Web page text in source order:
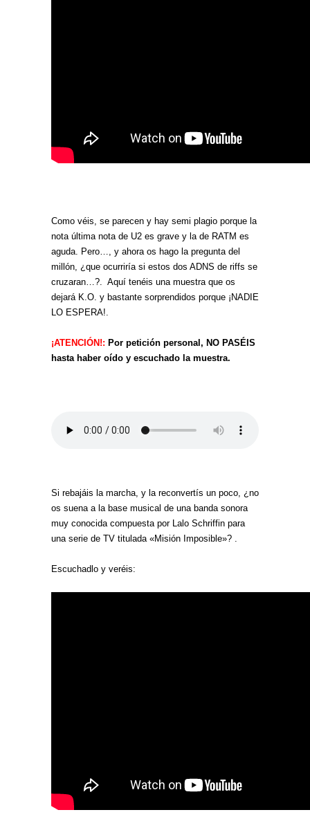
Como véis, se parecen y hay semi plagio porque la
nota última nota de U2 es grave y la de RATM es
aguda. Pero…, y ahora os hago la pregunta del
millón, ¿que ocurriría si estos dos ADNS de riffs se
cruzaran…?. Aquí tenéis una muestra que os
dejará K.O. y bastante sorprendidos porque ¡NADIE
LO ESPERA!.
¡ATENCIÓN!: Por petición personal, NO PASÉIS
hasta haber oído y escuchado la muestra.
Si rebajáis la marcha, y la reconvertís un poco, ¿no
os suena a la base musical de una banda sonora
muy conocida compuesta por Lalo Schriffin para
una serie de TV titulada «Misión Imposible»? .
Escuchadlo y veréis: